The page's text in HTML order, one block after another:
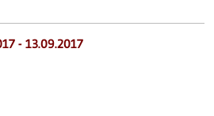
- 13.09.2017